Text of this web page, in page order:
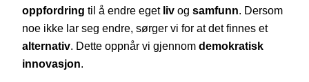
oppfordring til å endre eget liv og samfunn. Dersom
noe ikke lar seg endre, sørger vi for at det finnes et
alternativ. Dette oppnår vi gjennom demokratisk
innovasjon.